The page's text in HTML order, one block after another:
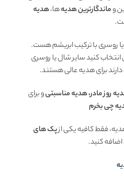
وماندگارترین هدیهها،هدیه
روسری با ترکیب ابریشم هست.
انتخاب کنید سایر شال یا روسری
برای هدیه عالی هستند.
روز مادر، هدیه مناسبتیو برای
چی بخرم
فقط کافیه یکی ازپک های
کنید.